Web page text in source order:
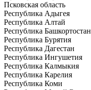
Псковская область
Республика Адыгея
Республика Алтай
Республика Башкортостан
Республика Бурятия
Республика Дагестан
Республика Ингушетия
Республика Калмыкия
Республика Карелия
Республика Коми